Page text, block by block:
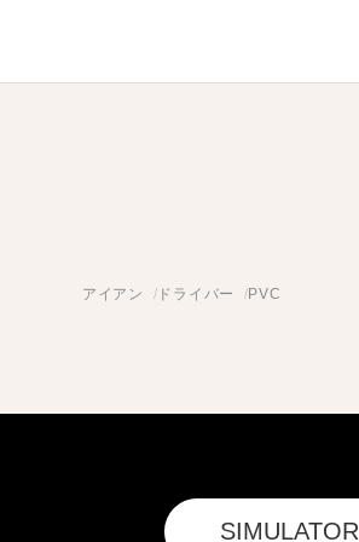
アイアン ドライバー PVC
SIMULATOR